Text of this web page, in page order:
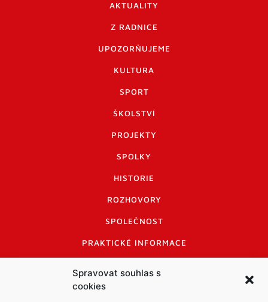
Spravovat souhlas s
cookies
AKTUALITY
Z RADNICE
UPOZORŇUJEME
KULTURA
SPORT
ŠKOLSTVÍ
PROJEKTY
SPOLKY
HISTORIE
ROZHOVORY
SPOLEČNOST
PRAKTICKÉ INFORMACE
INFORMACE A KODEX DISKUTUJÍCÍCH